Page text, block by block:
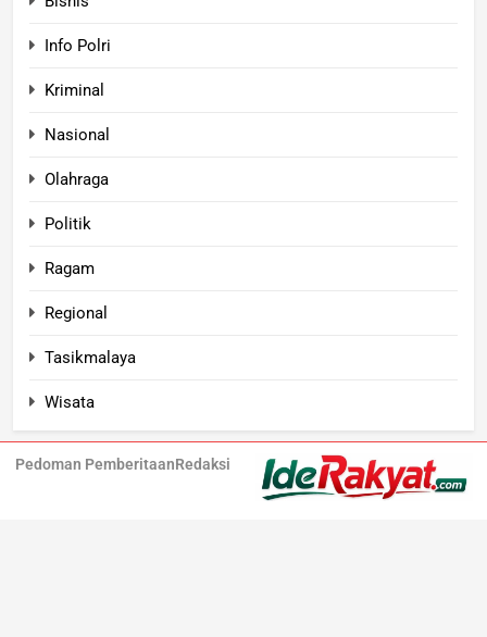
Info Polri
Kriminal
Nasional
Olahraga
Politik
Ragam
Regional
Tasikmalaya
Wisata
Pedoman PemberitaanRedaksi